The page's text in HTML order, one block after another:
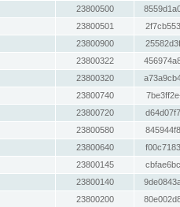
23800500
23800501
23800900
23800322
23800320
23800740
23800720
23800580
23800640
23800145
23800140
23800200